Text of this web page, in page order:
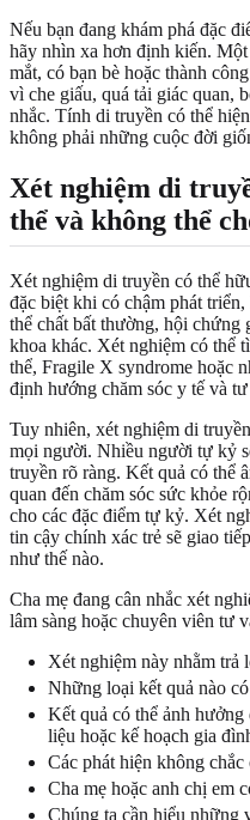
Nếu bạn đang khám phá đặc
hãy nhìn xa hơn định kiến.
mắt, có bạn bè hoặc thành
vì che giấu, quá tải giác quan,
nhắc. Tính di truyền có thể
không phải những cuộc đời
Xét nghiệm di
thể và không thể
Xét nghiệm di truyền có thể
đặc biệt khi có chậm phát
thể chất bất thường, hội chứng
khoa khác. Xét nghiệm có thể
thể, Fragile X syndrome hoặc
định hướng chăm sóc y tế và
Tuy nhiên, xét nghiệm di
mọi người. Nhiều người tự kỷ
truyền rõ ràng. Kết quả có thể
quan đến chăm sóc sức khỏe
cho các đặc điểm tự kỷ. Xét
tin cậy chính xác trẻ sẽ giao
như thế nào.
Cha mẹ đang cân nhắc xét
lâm sàng hoặc chuyên viên tư
Xét nghiệm này nhằm trả
Những loại kết quả nào
Kết quả có thể ảnh hưởng
liệu hoặc kế hoạch gia
Các phát hiện không
Cha mẹ hoặc anh chị em
Chúng ta cần hiểu những